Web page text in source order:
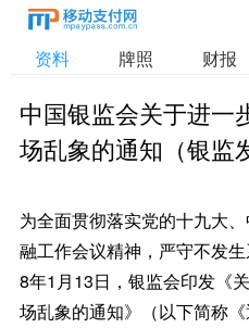
资料 牌照 财报
中国银监会关于进一
场乱象的通知（银监
为全面贯彻落实党的十九大
融工作会议精神，严守不发
8年1月13日，银监会印发《
场乱象的通知》（以下简称